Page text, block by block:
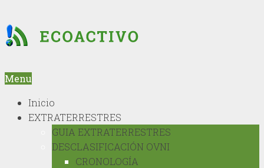
Menu
Inicio
EXTRATERRESTRES
GUIA EXTRATERRESTRES
DESCLASIFICACIÓN OVNI
CRONOLOGÍA